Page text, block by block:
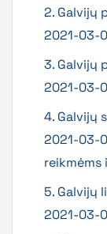
2. Galvijų
2021-03-
3. Galvijų
2021-03-
4. Galvijų
2021-03-
5. Galvijų
2021-03-